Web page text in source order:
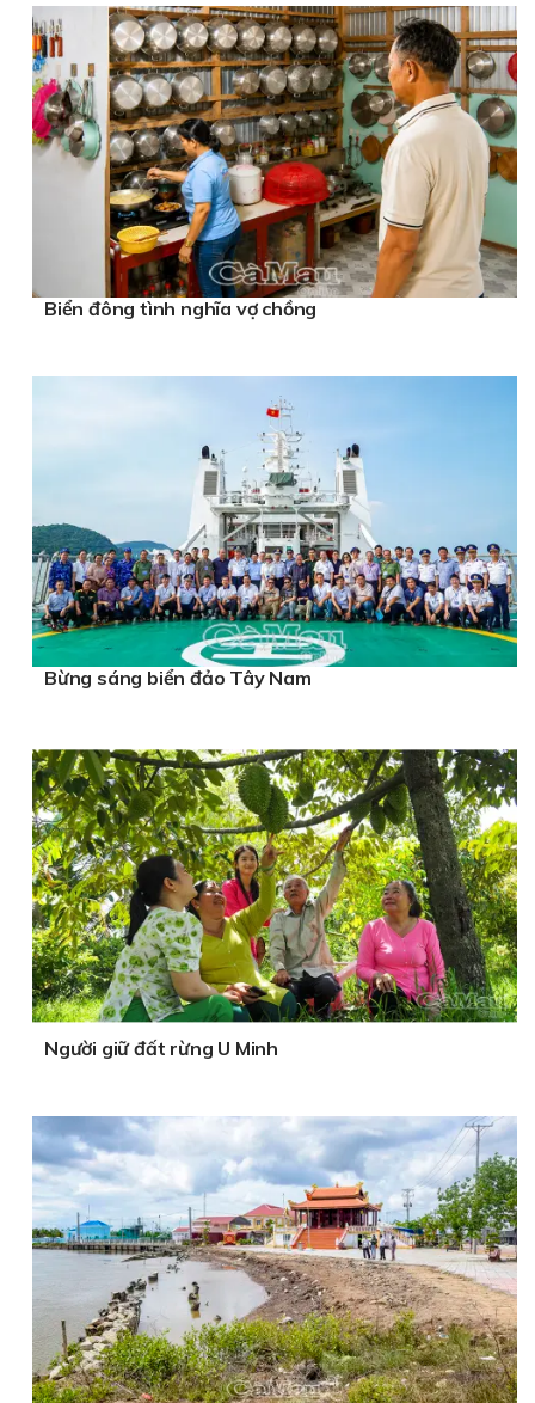
Biển đông tình nghĩa vợ chồng
Bừng sáng biển đảo Tây Nam
Người giữ đất rừng U Minh